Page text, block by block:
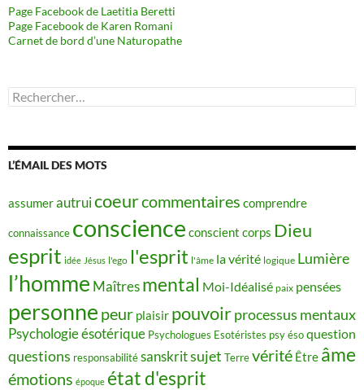
Page Facebook de Laetitia Beretti
Page Facebook de Karen Romani
Carnet de bord d’une Naturopathe
Rechercher :
L’ÉMAIL DES MOTS
assumerautruicoeurcommentaires comprendre
connaissance conscience conscient corps Dieu
esprit idée Jésus l'ego l'esprit l'âme la vérité logique Lumière
l’homme Maîtres mental Moi-Idéalisé paix pensées
personne peur plaisir pouvoirprocessus mentaux
Psychologie ésotérique Psychologues Esotéristes psy ésoquestion
questions responsabilitésanskritsujet Terrevérité Être âme
émotions époque état d'esprit